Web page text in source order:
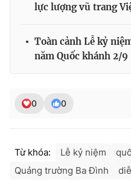
lực lượng vũ trang
Toàn cảnh Lễ kỷ
năm Quốc khánh 2/9
0 0
Từ khóa: Lễ kỷ niệm
Quảng trường Ba Đình